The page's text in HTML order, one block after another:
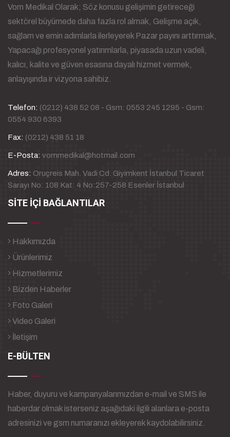
Vom Medikal Olarak; Söz konusu gelişimin getireceği
sektörel büyümede daha fazla rol almak, Gelişme açık,
sağlam ve emin adımlarla ilerleyerek Pazar payını arttırmak,
Yapacağı profesyonel yatırımlarla, piyasada uzun vadeli,
kalıcı, kalite ve güven esasına dayalı hizmet vermek,
anlayışında ir vizyona sahibiz.
Telefon: (0212) 438 52 08 - Gsm: 0553 245 1295 - Gsm:
0554 930 6393
Fax: (0212) 438 51 18
E-Posta: vommedikal@hotmail.com
Adres: Oruçreis Mah. Vadi Cd. Giyimkent İstanbul Ticaret
Sarayı No: 108 Kat: 4 No:257-258 Esenler İstanbul
SİTE İÇİ BAĞLANTILAR
Hakkımızda
Ürünlerimiz
Hizmetlerimiz
Bizden Haberler
Foto Galeri
Video Galeri
İletişim
E-BÜLTEN
Haber, duyuru ve kampanyalarımızdan e-mail ve SMS ile
haberdar olmak isterseniz aşağıdaki ilgili alanlara e-posta
adresinizi ve gsm numaranızı ekleyerek kaydolabilirsiniz.